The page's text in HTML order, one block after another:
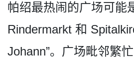
帕绍最热闹的广场可能
Rindermarkt 和
Johann”。广场毗邻繁